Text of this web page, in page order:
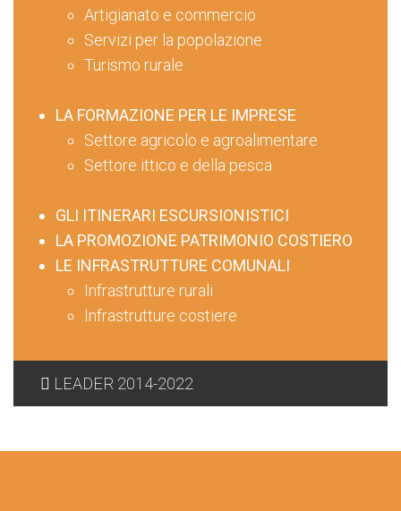
Artigianato e commercio
Servizi per la popolazione
Turismo rurale
LA FORMAZIONE PER LE IMPRESE
Settore agricolo e agroalimentare
Settore ittico e della pesca
GLI ITINERARI ESCURSIONISTICI
LA PROMOZIONE PATRIMONIO COSTIERO
LE INFRASTRUTTURE COMUNALI
Infrastrutture rurali
Infrastrutture costiere
LEADER 2014-2022